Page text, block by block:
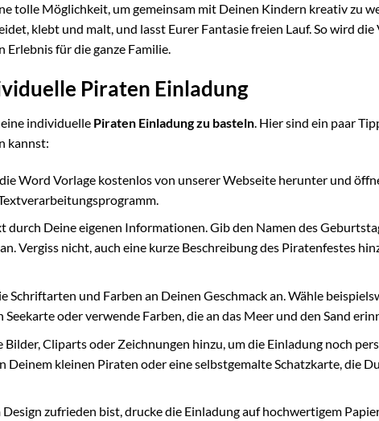
tolle Möglichkeit, um gemeinsam mit Deinen Kindern kreativ zu
klebt und malt, und lasst Eurer Fantasie freien Lauf. So wird
für die ganze Familie.
Piraten Einladung
individuelle Piraten Einladung zu basteln. Hier sind ein paar
kannst:
Word Vorlage kostenlos von unserer Webseite herunter und
Deine eigenen Informationen. Gib den Namen des
Vergiss nicht, auch eine kurze Beschreibung des Piratenfestes
Schriftarten und Farben an Deinen Geschmack an. Wähle
oder verwende Farben, die an das Meer und den Sand
Bilder, Cliparts oder Zeichnungen hinzu, um die Einladung noch
kleinen Piraten oder eine selbstgemalte Schatzkarte, die
zufrieden bist, drucke die Einladung auf hochwertigem